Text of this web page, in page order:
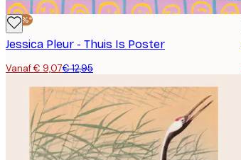
-30%*
Jessica Pleur - Thuis Is Poster
Vanaf € 9,07€ 12,95